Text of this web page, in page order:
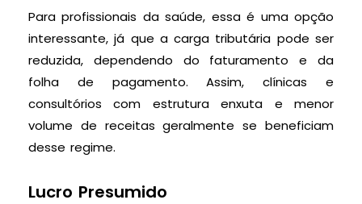
Para profissionais da saúde, essa é uma opção
interessante, já que a carga tributária pode ser
reduzida, dependendo do faturamento e da
folha de pagamento. Assim, clínicas e
consultórios com estrutura enxuta e menor
volume de receitas geralmente se beneficiam
desse regime.
Lucro Presumido